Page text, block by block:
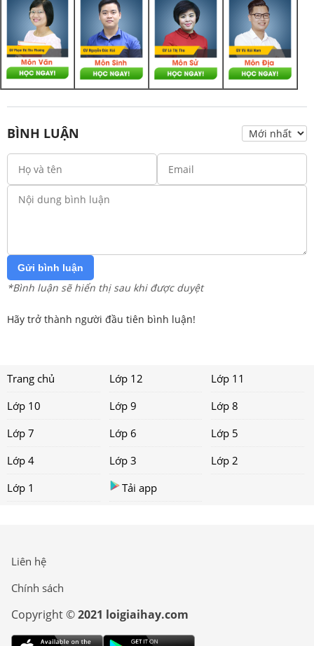
BÌNH LUẬN
Gửi bình luận
*Bình luận sẽ hiển thị sau khi được duyệt
Hãy trở thành người đầu tiên bình luận!
Trang chủ Lớp 12
Lớp 11
Lớp 10
Lớp 9
Lớp 8
Lớp 7
Lớp 6
Lớp 5
Lớp 4
Lớp 3
Lớp 2
Lớp 1
Tải app
Liên hệ
Chính sách
Copyright ©2021 loigiaihay.com